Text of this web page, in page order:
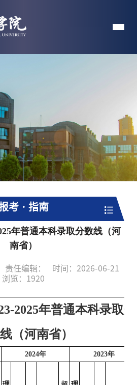
考 · 指南
年普通本科录取分数线（河
南省）
责任编辑：
时间：2026-06-21
浏览：
1920
2025年普通本科录取分
（河南省）
2024年
2023年